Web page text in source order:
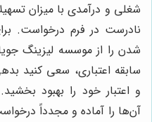
شغلی و درآمدی با میزان
نادرست در فرم درخواست.
شدن را از موسسه لیزینگ
سابقه اعتباری، سعی کنید
و اعتبار خود را بهبود
آن‌ها را آماده و مجدداً